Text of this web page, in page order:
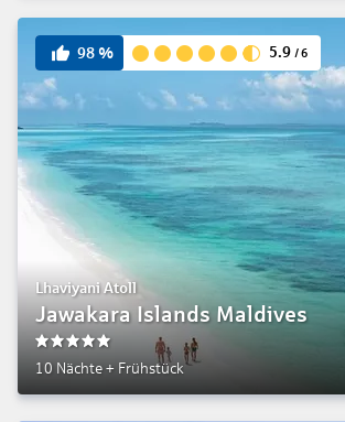
98% 5.9 /6
Lhaviyani Atoll
Jawakara Islands Maldives
10 Nächte + Frühstück